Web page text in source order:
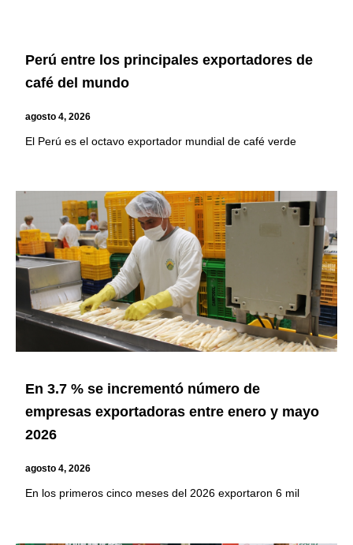
Perú entre los principales exportadores de
café del mundo
agosto 4, 2026
El Perú es el octavo exportador mundial de café verde
En 3.7 % se incrementó número de
empresas exportadoras entre enero y mayo
2026
agosto 4, 2026
En los primeros cinco meses del 2026 exportaron 6 mil